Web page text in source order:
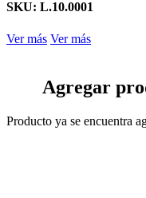
SKU: L.10.0001
Ver más Ver más
Agregar
Producto ya se encuentra